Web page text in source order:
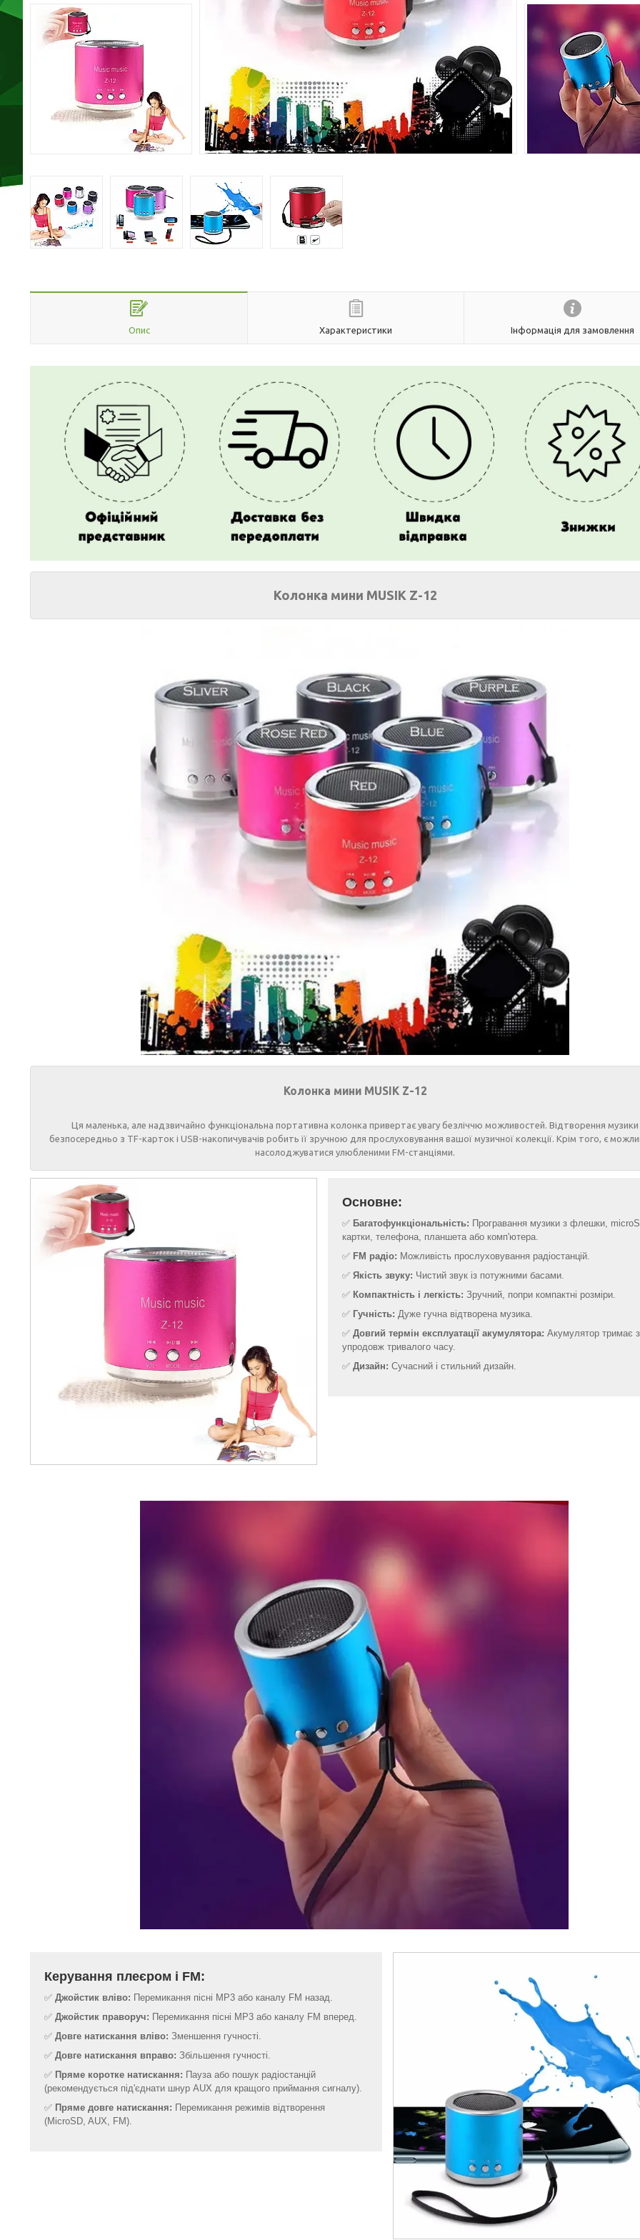
Опис Характеристики Інформація для замовлення
Колонка мини MUSIK Z-12
Колонка мини MUSIK Z-12
Ця маленька, але надзвичайно функціональна портативна колонка привертає увагу безліччю можливостей. Відтворення музики
безпосередньо з TF-карток і USB-накопичувачів робить її зручною для прослуховування вашої музичної колекції. Крім того, є
насолоджуватися улюбленими FM-станціями.
Основне:
✅ Багатофункціональність: Програвання музики з флешки,
картки, телефона, планшета або комп'ютера.
✅ FM радіо: Можливість прослуховування радіостанцій.
✅ Якість звуку: Чистий звук із потужними басами.
✅ Компактність і легкість: Зручний, попри компактні розміри.
✅ Гучність: Дуже гучна відтворена музика.
✅ Довгий термін експлуатації акумулятора: Акумулятор тримає
упродовж тривалого часу.
✅ Дизайн: Сучасний і стильний дизайн.
Керування плеєром і FM:
✅ Джойстик вліво: Перемикання пісні MP3 або каналу FM назад.
✅ Джойстик праворуч: Перемикання пісні MP3 або каналу FM вперед.
✅ Довге натискання вліво: Зменшення гучності.
✅ Довге натискання вправо: Збільшення гучності.
✅ Пряме коротке натискання: Пауза або пошук радіостанцій
(рекомендується під'єднати шнур AUX для кращого приймання сигналу).
✅ Пряме довге натискання: Перемикання режимів відтворення
(MicroSD, AUX, FM).